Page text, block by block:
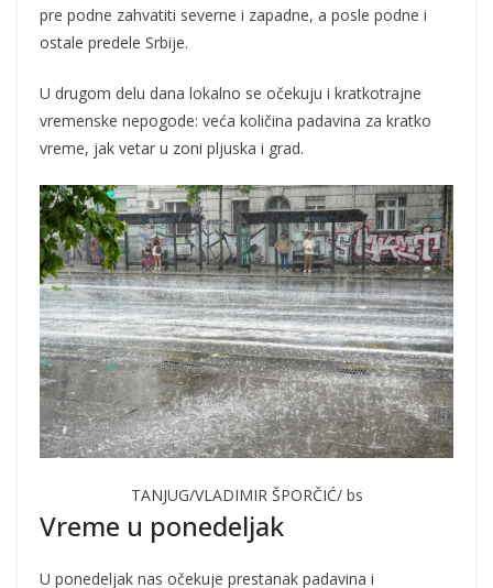
pre podne zahvatiti severne i zapadne, a posle podne i
ostale predele Srbije.
U drugom delu dana lokalno se očekuju i kratkotrajne
vremenske nepogode: veća količina padavina za kratko
vreme, jak vetar u zoni pljuska i grad.
TANJUG/VLADIMIR ŠPORČIĆ/ bs
Vreme u ponedeljak
U ponedeljak nas očekuje prestanak padavina i